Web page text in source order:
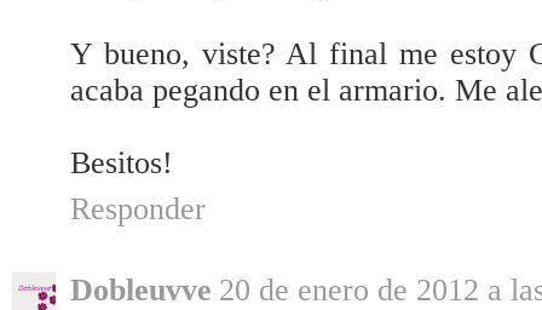
Y bueno, viste? Al final me estoy
acaba pegando en el armario. Me
Besitos!
Responder
Dobleuvve 20 de enero de 2012 a